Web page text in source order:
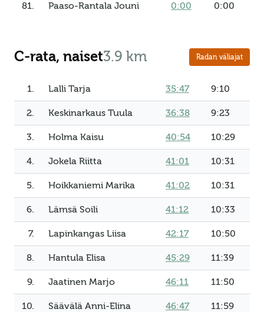
81. Paaso-Rantala Jouni 0:00 0:00
C-rata, naiset3.9 km Radan väliajat
1. Lalli Tarja 35:47 9:10
2. Keskinarkaus Tuula 36:38 9:23
3. Holma Kaisu 40:54 10:29
4. Jokela Riitta 41:01 10:31
5. Hoikkaniemi Marika 41:02 10:31
6. Lämsä Soili 41:12 10:33
7. Lapinkangas Liisa 42:17 10:50
8. Hantula Elisa 45:29 11:39
9. Jaatinen Marjo 46:11 11:50
10. Säävälä Anni-Elina 46:47 11:59